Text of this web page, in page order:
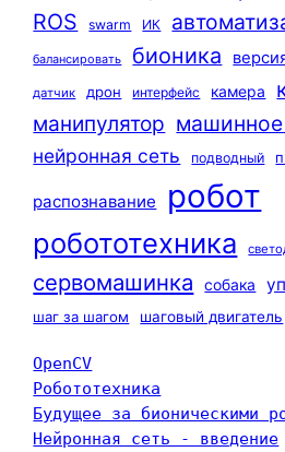
ROS swarm ИК
балансировать бионика
датчик дрон интерфейс камера
манипулятор
нейронная сеть подводный
распознавание робот
робототехника
сервомашинка собака
шаг за шагом шаговый двигатель
OpenCV
Робототехника
Будущее за бионическими
Нейронная сеть - введение